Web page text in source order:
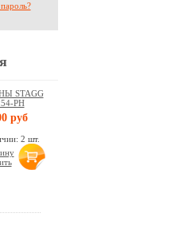
STAGG
PH
руб
2 шт.